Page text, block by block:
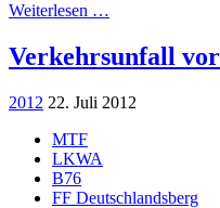
Weiterlesen …
Verkehrsunfall
2012 22. Juli 2012
MTF
LKWA
B76
FF Deutschlandsberg